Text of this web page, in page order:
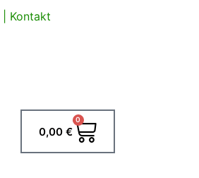
Kontakt
0,00 €
0
Warenkorb